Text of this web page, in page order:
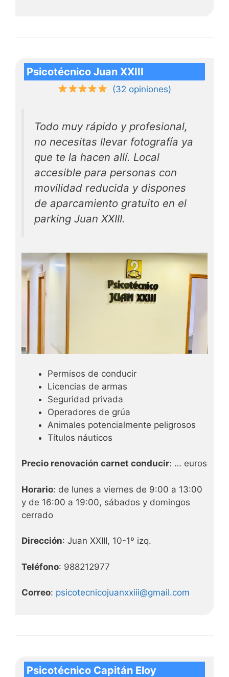
Psicotécnico Juan XXIII
(32 opiniones)
Todo muy rápido y profesional,
no necesitas llevar fotografía ya
que te la hacen allí. Local
accesible para personas con
movilidad reducida y dispones
de aparcamiento gratuito en el
parking Juan XXIII.
Permisos de conducir
Licencias de armas
Seguridad privada
Operadores de grúa
Animales potencialmente peligrosos
Títulos náuticos
Precio renovación carnet conducir: … euros
Horario: de lunes a viernes de 9:00 a 13:00
y de 16:00 a 19:00, sábados y domingos
cerrado
Dirección: Juan XXIII, 10-1º izq.
Teléfono: 988212977
Correo: psicotecnicojuanxxiii@gmail.com
Psicotécnico Capitán Eloy